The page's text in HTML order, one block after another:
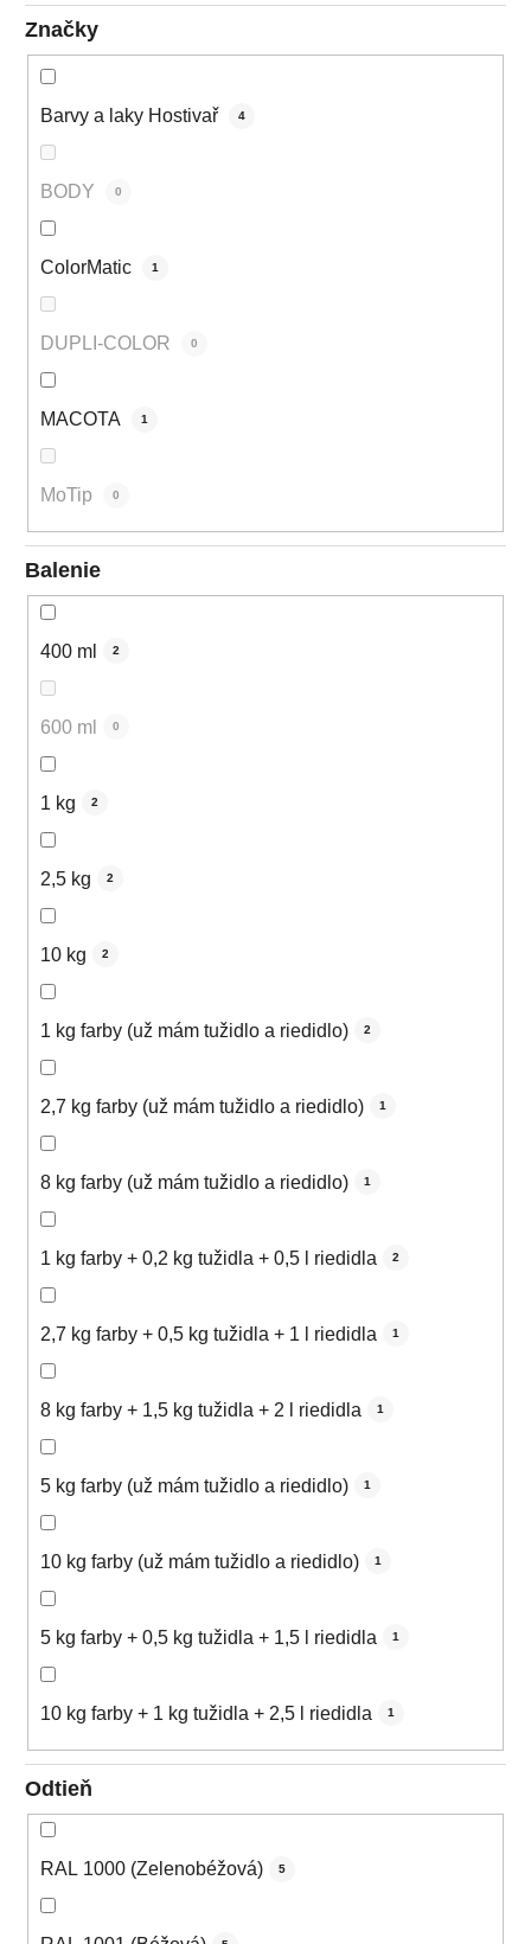
Značky
Barvy a laky Hostivař 4
BODY 0
ColorMatic 1
DUPLI-COLOR 0
MACOTA 1
MoTip 0
Balenie
400 ml 2
600 ml 0
1 kg 2
2,5 kg 2
10 kg 2
1 kg farby (už mám tužidlo a riedidlo) 2
2,7 kg farby (už mám tužidlo a riedidlo) 1
8 kg farby (už mám tužidlo a riedidlo) 1
1 kg farby + 0,2 kg tužidla + 0,5 l riedidla 2
2,7 kg farby + 0,5 kg tužidla + 1 l riedidla 1
8 kg farby + 1,5 kg tužidla + 2 l riedidla 1
5 kg farby (už mám tužidlo a riedidlo) 1
10 kg farby (už mám tužidlo a riedidlo) 1
5 kg farby + 0,5 kg tužidla + 1,5 l riedidla 1
10 kg farby + 1 kg tužidla + 2,5 l riedidla 1
Odtieň
RAL 1000 (Zelenobéžová) 5